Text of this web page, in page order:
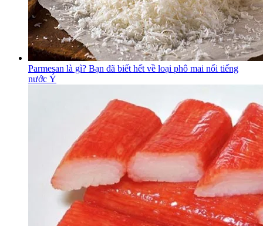
Parmesan là gì? Bạn đã biết hết về loại phô mai nổi tiếng
nước Ý